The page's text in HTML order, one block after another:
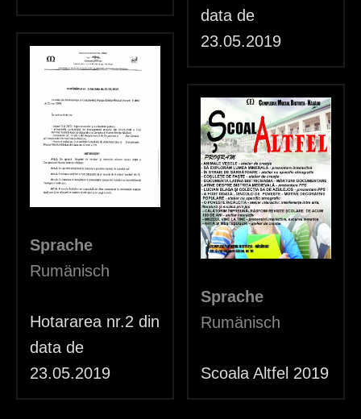
data de
23.05.2019
Sprache
Rumänisch
Hotararea nr.2 din
data de
23.05.2019
Sprache
Rumänisch
Scoala Altfel 2019